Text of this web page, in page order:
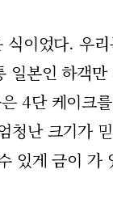
이었다. 우
일본인 하객
4단 케이크
청난 크기가
있게 금이 가